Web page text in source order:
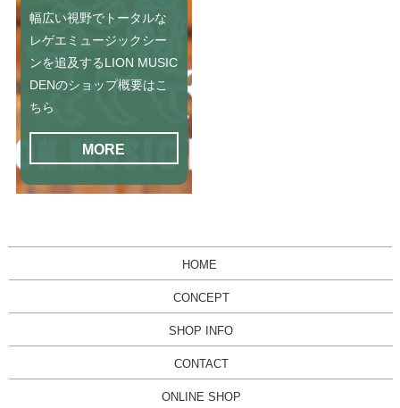
幅広い視野でトータルな
レゲエミュージックシー
ンを追及するLION MUSIC
DENのショップ概要はこ
ちら
MORE
HOME
CONCEPT
SHOP INFO
CONTACT
ONLINE SHOP